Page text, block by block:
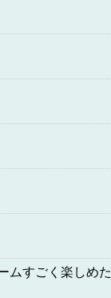
ムすごく楽しめ